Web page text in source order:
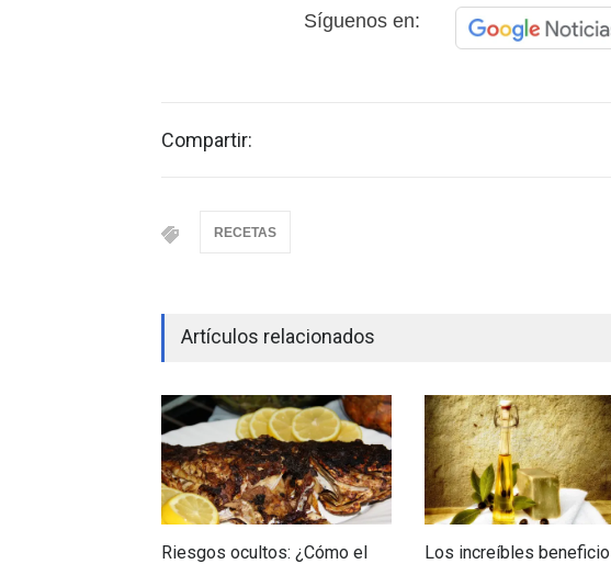
Síguenos en:
Compartir:
RECETAS
Artículos relacionados
Riesgos ocultos: ¿Cómo el
Los increíbles